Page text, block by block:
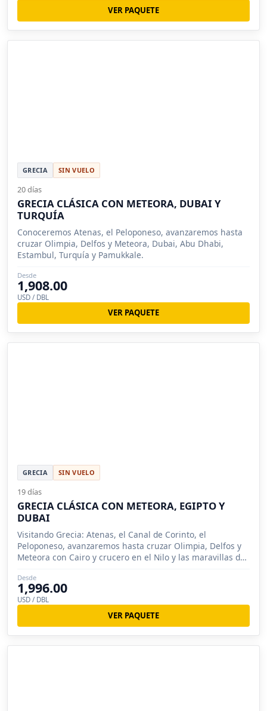
VER PAQUETE
GRECIA SIN VUELO
20 días
GRECIA CLÁSICA CON METEORA, DUBAI Y
TURQUÍA
Conoceremos Atenas, el Peloponeso, avanzaremos hasta
cruzar Olimpia, Delfos y Meteora, Dubai, Abu Dhabi,
Estambul, Turquía y Pamukkale.
Desde
1,908.00
USD / DBL
VER PAQUETE
GRECIA SIN VUELO
19 días
GRECIA CLÁSICA CON METEORA, EGIPTO Y
DUBAI
Visitando Grecia: Atenas, el Canal de Corinto, el
Peloponeso, avanzaremos hasta cruzar Olimpia, Delfos y
Meteora con Cairo y crucero en el Nilo y las maravillas de
Desde
1,996.00
USD / DBL
VER PAQUETE